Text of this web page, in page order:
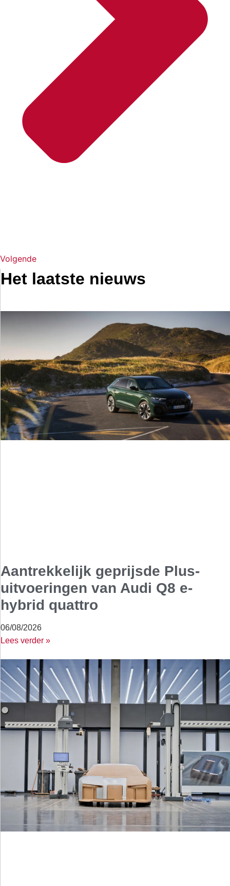
Volgende
Het laatste nieuws
Aantrekkelijk geprijsde Plus-
uitvoeringen van Audi Q8 e-
hybrid quattro
06/08/2026
Lees verder »